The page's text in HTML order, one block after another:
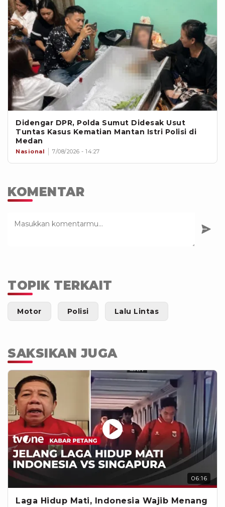
Didengar DPR, Polda Sumut Didesak Usut
Tuntas Kasus Kematian Mantan Istri Polisi di
Medan
Nasional 7/08/2026 - 14:27
KOMENTAR
TOPIK TERKAIT
Motor Polisi Lalu Lintas
SAKSIKAN JUGA
06:16
Laga Hidup Mati, Indonesia Wajib Menang